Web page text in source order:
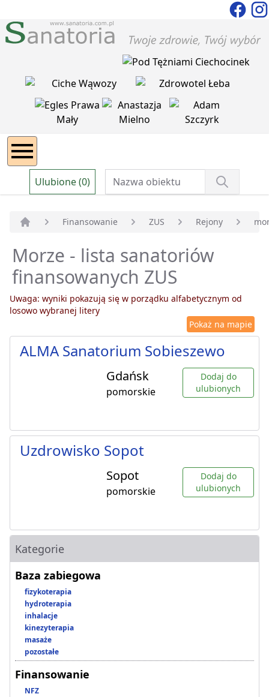
Ulubione (0)
Finansowanie ZUS Rejony
Morze - lista sanatoriów
finansowanych ZUS
Uwaga: wyniki pokazują się w porządku alfabetycznym od
losowo wybranej litery
Pokaż na mapie
ALMA Sanatorium Sobieszewo
Gdańsk
pomorskie
Dodaj do
ulubionych
Uzdrowisko Sopot
Sopot
pomorskie
Dodaj do
ulubionych
Kategorie
Baza zabiegowa
fizykoterapia
hydroterapia
inhalacje
kinezyterapia
masaże
pozostałe
Finansowanie
NFZ